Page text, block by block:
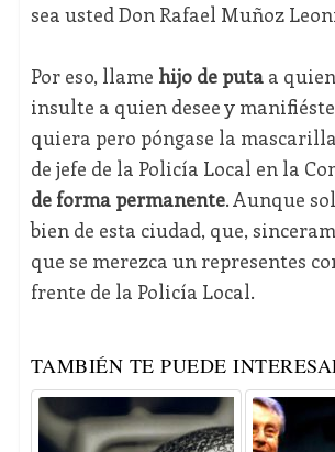
sea usted Don Rafael Muñoz
Por eso, llame hijo de putaa
insulte a quien desee y
quiera pero póngase la
de jefe de la Policía Local en la
de forma permanente. Aunque
bien de esta ciudad, que,
que se merezca un representes
frente de la Policía Local.
TAMBIÉN TE PUEDE